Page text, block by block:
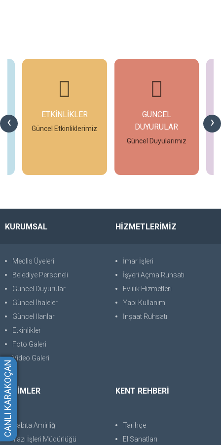
CANLI KARAKOÇAN
‹ ›
ETKİNLİKLER
Güncel Etkinliklerimiz
GÜNCEL
DUYURULAR
Güncel Duyularımız
KURUMSAL
Meclis Üyeleri
Belediye Personeli
Güncel Duyurular
Güncel İhaleler
Güncel İlanlar
Etkinlikler
Foto Galeri
Video Galeri
HİZMETLERİMİZ
İmar İşleri
İşyeri Açma Ruhsatı
Evlilik Hizmetleri
Yapı Kullanım
İnşaat Ruhsatı
BİRİMLER
Zabıta Amirliği
Yazı İşleri Müdürlüğü
KENT REHBERİ
Tarihçe
El Sanatları